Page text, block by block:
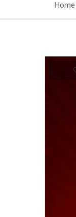
Home